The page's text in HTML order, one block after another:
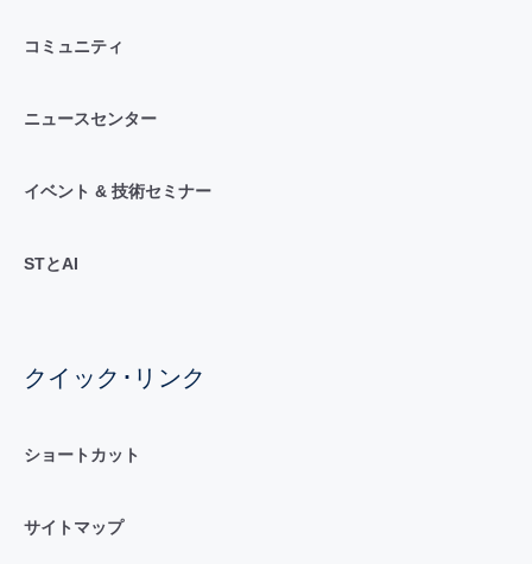
コミュニティ
ニュースセンター
イベント & 技術セミナー
STとAI
クイック･リンク
ショートカット
サイトマップ